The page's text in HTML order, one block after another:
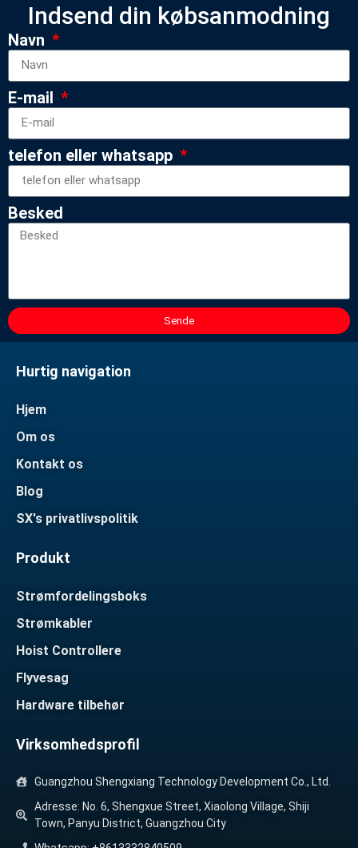
Indsend din købsanmodning
Navn
E-mail
telefon eller whatsapp
Besked
Sende
Hurtig navigation
Hjem
Om os
Kontakt os
Blog
SX's privatlivspolitik
Produkt
Strømfordelingsboks
Strømkabler
Hoist Controllere
Flyvesag
Hardware tilbehør
Virksomhedsprofil
Guangzhou Shengxiang Technology Development Co., Ltd.
Adresse: No. 6, Shengxue Street, Xiaolong Village, Shiji
Town, Panyu District, Guangzhou City